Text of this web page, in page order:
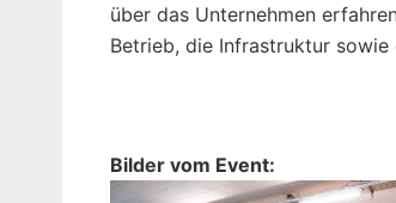
über das Unternehmen
Betrieb, die Infrastruktur
Bilder vom Event: